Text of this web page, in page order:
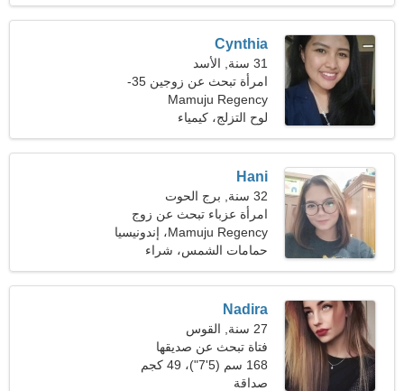
Cynthia
31 سنة, الأسد
امرأة تبحث عن زوجين 35-
38
Mamuju Regency
لوح التزلج، كيمياء
Hani
32 سنة, برج الحوت
امرأة عزباء تبحث عن زوج
36-43
Mamuju Regency، إندونيسيا
حمامات الشمس، شراء
Nadira
27 سنة, القوس
فتاة تبحث عن صديقها
168 سم (5'7")، 49 كجم
(108 رطل)
صداقة